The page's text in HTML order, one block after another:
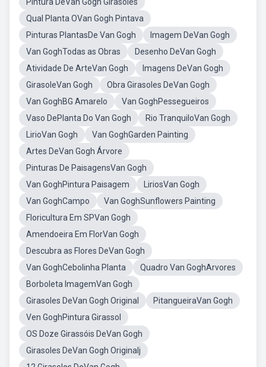
Qual Planta OVan Gogh Pintava
Pinturas PlantasDe Van Gogh
Imagem DeVan Gogh
Van GoghTodas as Obras
Desenho DeVan Gogh
Atividade De ArteVan Gogh
Imagens DeVan Gogh
GirasoleVan Gogh
Obra Girasoles DeVan Gogh
Van GoghBG Amarelo
Van GoghPessegueiros
Vaso DePlanta Do Van Gogh
Rio TranquiloVan Gogh
LirioVan Gogh
Van GoghGarden Painting
Artes DeVan Gogh Árvore
Pinturas De PaisagensVan Gogh
Van GoghPintura Paisagem
LiriosVan Gogh
Van GoghCampo
Van GoghSunflowers Painting
Floricultura Em SPVan Gogh
Amendoeira Em FlorVan Gogh
Descubra as Flores DeVan Gogh
Van GoghCebolinha Planta
Quadro Van GoghArvores
Borboleta ImagemVan Gogh
Girasoles DeVan Gogh Original
PitangueiraVan Gogh
Ven GoghPintura Girassol
OS Doze Girassóis DeVan Gogh
Girasoles DeVan Gogh Originalj